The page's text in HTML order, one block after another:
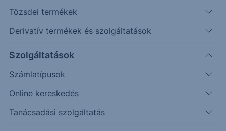
Tőzsdei termékek
Derivatív termékek és szolgáltatások
Szolgáltatások
Számlatípusok
Online kereskedés
Tanácsadási szolgáltatás
Védelmi mechanizmussal
rendelkező egyedi befektetési
lehetőséget keresel?
Az Erste Strukturált Értékpapír kínálatával különböző
piaci helyzetekre találhatsz megfelelő befektetési